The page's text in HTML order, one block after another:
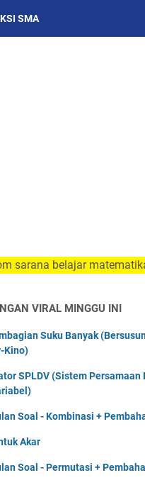
SMA
belajar matematika
VIRAL MINGGU INI
Suku Banyak
Kino)
SPLDV (Sistem Persamaan
Soal - Kombinasi +
Akar
Soal - Permutasi +